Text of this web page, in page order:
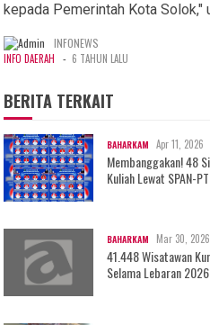
kepada Pemerintah Kota Solok,"
INFONEWS
INFO DAERAH - 6 TAHUN LALU
BERITA TERKAIT
BAHARKAM Apr 11, 2026
Membanggakan! 48
Kuliah Lewat SPAN-
BAHARKAM Mar 30, 2026
41.448 Wisatawan
Selama Lebaran 2026